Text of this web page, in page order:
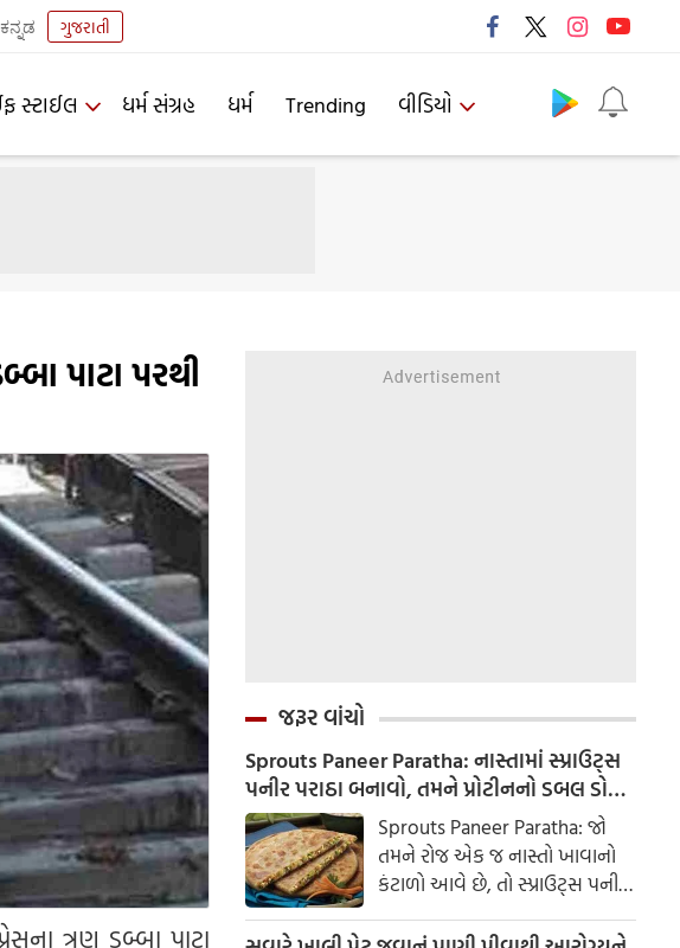
ಕನ್ನಡ ગુજરાતી
સ્ટાઈલ ધર્મ સંગ્રહ ધર્મ Trending વીડિયો
પાટા પરથી
ત્રણ ડબ્બા પાટા
જરૂર વાંચો
Sprouts Paneer Paratha: નાસ્તામાં સ્પ્રાઉટ્સ
પનીર પરાઠા બનાવો, તમને પ્રોટીનનો ડબલ ડોઝ
મળશે
Sprouts Paneer Paratha: જો
તમને રોજ એક જ નાસ્તો ખાવાનો
કંટાળો આવે છે, તો સ્પ્રાઉટ્સ પનીર
પરાઠા બનાવવાનો પ્રયાસ કરો. તે
માત્ર સ્વાદિષ્ટ જ નથી પણ તમારા